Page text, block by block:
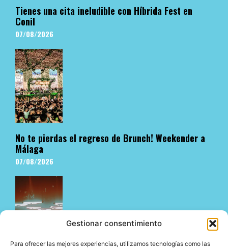
Gestionar consentimiento
Para ofrecer las mejores experiencias, utilizamos tecnologías como las
Tienes una cita ineludible con Híbrida Fest en
Conil
07/08/2026
No te pierdas el regreso de Brunch! Weekender a
Málaga
07/08/2026